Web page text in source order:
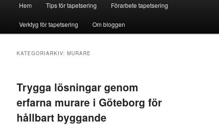
Hem Tips för tapetsering Förarbete tapetsering
Verktyg för tapetsering Om bloggen
KATEGORIARKIV:MURARE
Trygga lösningar genom
erfarna murare i Göteborg för
hållbart byggande